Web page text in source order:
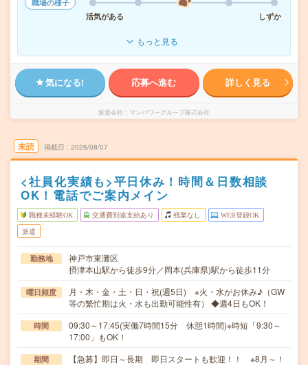
職場の様子
活気がある
しずか
もっと見る
気になる! 応募へ進む 詳しく見る
派遣会社 マンパワーグループ株式会社
未読 掲載日 2026/08/07
<社員化実績も>平日休み！時間＆日数相談
OK！電話でご案内メイン
職種未経験OK 交通費別途支給あり 残業なし WEB登録OK
派遣
勤務地
神戸市東灘区
摂津本山駅から徒歩9分／岡本(兵庫県)駅から徒歩11分
曜日頻度
月・木・金・土・日・祝(週5日) ※火・水がお休み♪（GW
等の繁忙期は火・水も出勤可能性有） ◆週4日もOK！
時間
09:30～17:45(実働7時間15分 休憩1時間)※時短「9:30～
17:00」もOK！
期間 【急募】即日～長期 即日スタートも歓迎！！ ※8月～！